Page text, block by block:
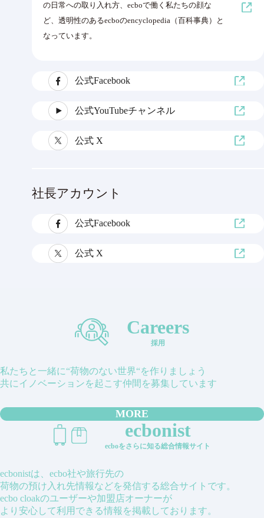
の日常への取り入れ方、ecboで働く私たちの顔な
ど、透明性のあるecboのencyclopedia（百科事典）と
なっています。
公式Facebook
公式YouTubeチャンネル
公式 X
社長アカウント
公式Facebook
公式 X
Careers
採用
私たちと一緒に“荷物のない世界“を作りましょう
共にイノベーションを起こす仲間を募集しています
MORE
ecbonist
ecboをさらに知る総合情報サイト
ecbonistは、ecbo社や旅行先の
荷物の預け入れ先情報などを発信する総合サイトです。
ecbo cloakのユーザーや加盟店オーナーが
より安心して利用できる情報を掲載しております。